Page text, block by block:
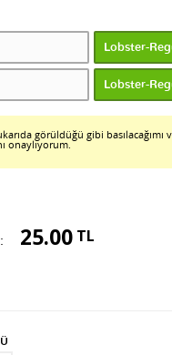
görüldüğü gibi
onaylıyorum.
25.00 TL